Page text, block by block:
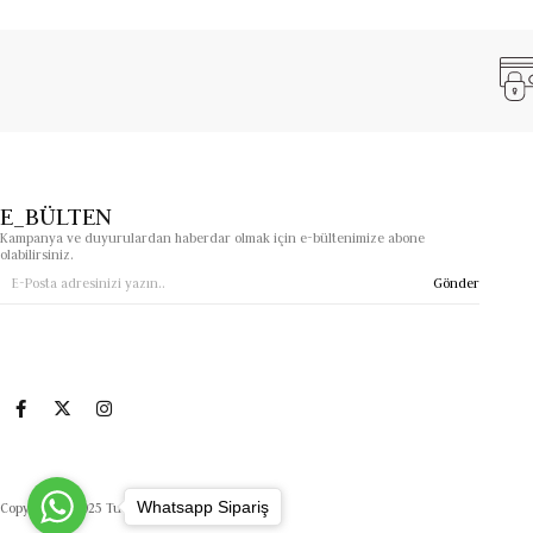
E_BÜLTEN
Kampanya ve duyurulardan haberdar olmak için e-bültenimize abone
olabilirsiniz.
Gönder
Copyright© 2025 Tuanasimgeoptik.com
Whatsapp Sipariş